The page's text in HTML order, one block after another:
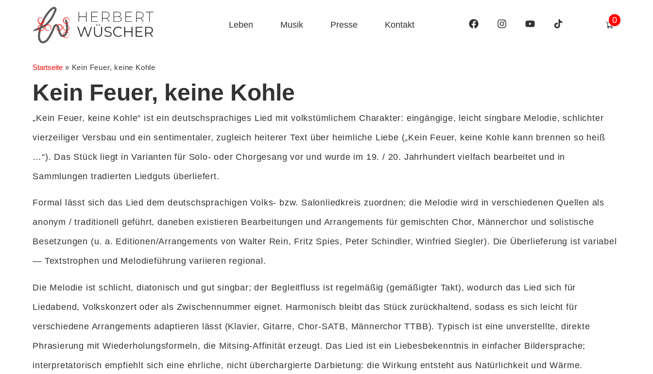
Leben Musik Presse Kontakt
0
Startseite » Kein Feuer, keine Kohle
Kein Feuer, keine Kohle
„Kein Feuer, keine Kohle“ ist ein deutschsprachiges Lied mit volkstümlichem Charakter: eingängige, leicht singbare Melodie, schlichter
vierzeiliger Versbau und ein sentimentaler, zugleich heiterer Text über heimliche Liebe („Kein Feuer, keine Kohle kann brennen so heiß
…“). Das Stück liegt in Varianten für Solo- oder Chorgesang vor und wurde im 19. / 20. Jahrhundert vielfach bearbeitet und in
Sammlungen tradierten Liedguts überliefert.
Formal lässt sich das Lied dem deutschsprachigen Volks- bzw. Salonliedkreis zuordnen; die Melodie wird in verschiedenen Quellen als
anonym / traditionell geführt, daneben existieren Bearbeitungen und Arrangements für gemischten Chor, Männerchor und solistische
Besetzungen (u. a. Editionen/Arrangements von Walter Rein, Fritz Spies, Peter Schindler, Winfried Siegler). Die Überlieferung ist variabel
— Textstrophen und Melodieführung variieren regional.
Die Melodie ist schlicht, diatonisch und gut singbar; der Begleitfluss ist regelmäßig (gemäßigter Takt), wodurch das Lied sich für
Liedabend, Volkskonzert oder als Zwischennummer eignet. Harmonisch bleibt das Stück zurückhaltend, sodass es sich leicht für
verschiedene Arrangements adaptieren lässt (Klavier, Gitarre, Chor-SATB, Männerchor TTBB). Typisch ist eine unverstellte, direkte
Phrasierung mit Wiederholungsformeln, die Mitsing-Affinität erzeugt. Das Lied ist ein Liebesbekenntnis in einfacher Bildersprache;
interpretatorisch empfiehlt sich eine ehrliche, nicht überchargierte Darbietung: die Wirkung entsteht aus Natürlichkeit und Wärme.